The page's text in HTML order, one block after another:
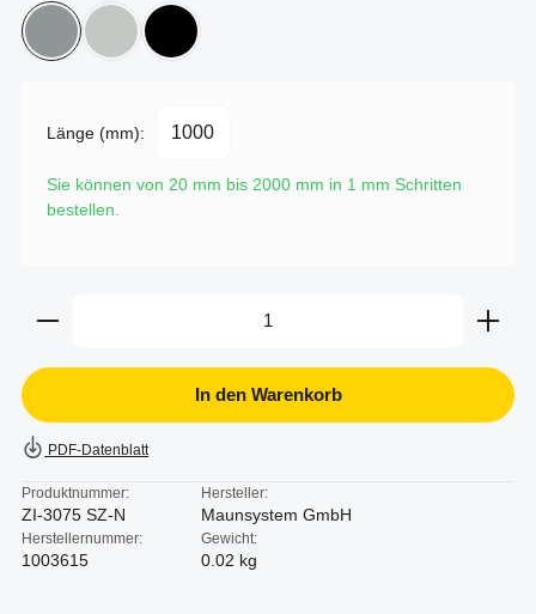
Aluminium natur
grau schwarz
Länge (mm):
Sie können von 20 mm bis 2000 mm in 1 mm Schritten
bestellen.
Produkt Anzahl: Gib den gewünschten Wert ein
In den Warenkorb
PDF-Datenblatt
Produktnummer:
ZI-3075 SZ-N
Hersteller:
Maunsystem GmbH
Herstellernummer:
1003615
Gewicht:
0.02 kg